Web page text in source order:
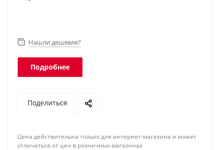
первичной документации, управление запасами,
финансовый контроль, своевременное
формирование отчетности и другие опции. Пакет
упрощает анализ продаж и обслуживания
супермаркетов, онлайн-ритейла.
Нашли дешевле?
Подробнее
Поделиться
Цена действительна только для интернет-магазина и может
отличаться от цен в розничных магазинах